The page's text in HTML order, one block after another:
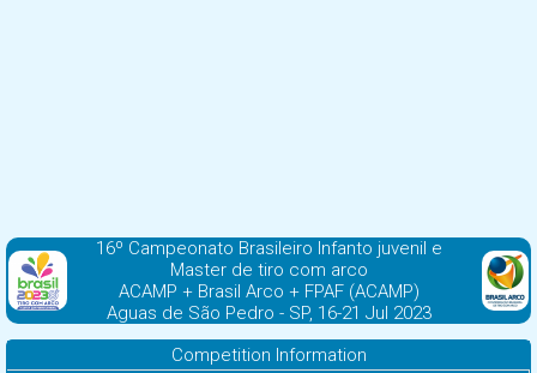
16º Campeonato Brasileiro Infanto juvenil e
Master de tiro com arco
ACAMP + Brasil Arco + FPAF (ACAMP)
Aguas de São Pedro - SP, 16-21 Jul 2023
Competition Information